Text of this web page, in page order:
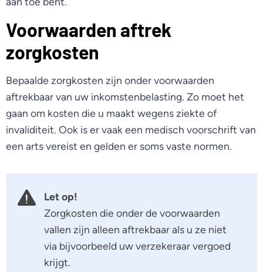
Voorwaarden aftrek
zorgkosten
Bepaalde zorgkosten zijn onder voorwaarden
aftrekbaar van uw inkomstenbelasting. Zo moet het
gaan om kosten die u maakt wegens ziekte of
invaliditeit. Ook is er vaak een medisch voorschrift van
een arts vereist en gelden er soms vaste normen.
Let op!
Zorgkosten die onder de voorwaarden
vallen zijn alleen aftrekbaar als u ze niet
via bijvoorbeeld uw verzekeraar vergoed
krijgt.